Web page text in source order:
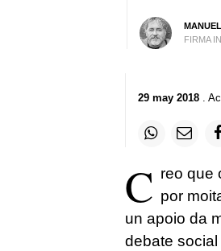
FIRMA
29 may 2018.
C reo que
por
un apoio da
debate